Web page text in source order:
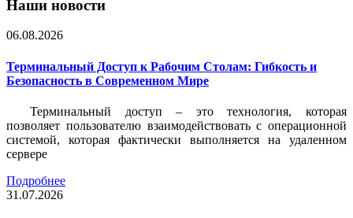
Наши новости
06.08.2026
Терминальный Доступ к Рабочим Столам: Гибкость и
Безопасность в Современном Мире
Терминальный доступ – это технология, которая
позволяет пользователю взаимодействовать с операционной
системой, которая фактически выполняется на удаленном
сервере
Подробнее
31.07.2026